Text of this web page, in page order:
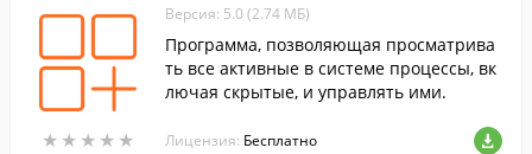
★ ★ ★ ★ ★
★ ★ ★ ★ ★
Версия: 5.0 (2.74 МБ)
Программа, позволяющая просматрива
ть все активные в системе процессы, вк
лючая скрытые, и управлять ими.
Лицензия: Бесплатно